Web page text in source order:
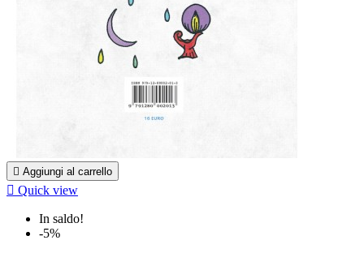
 Aggiungi al carrello
 Quick view
In saldo!
-5%